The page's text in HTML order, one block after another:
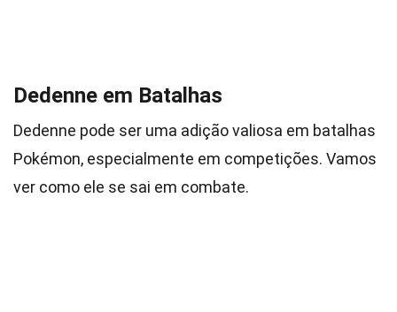
Dedenne em Batalhas
Dedenne pode ser uma adição valiosa em batalhas
Pokémon, especialmente em competições. Vamos
ver como ele se sai em combate.